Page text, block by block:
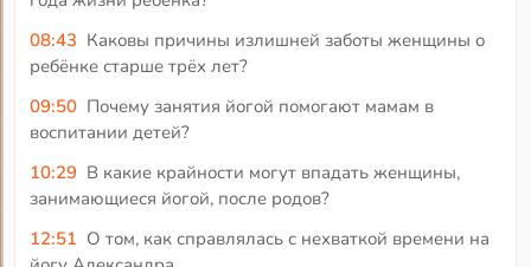
08:43 Каковы причины излишней заботы женщины о
ребёнке старше трёх лет?
09:50 Почему занятия йогой помогают мамам в
воспитании детей?
10:29 В какие крайности могут впадать женщины,
занимающиеся йогой, после родов?
12:51 О том, как справлялась с нехваткой времени на